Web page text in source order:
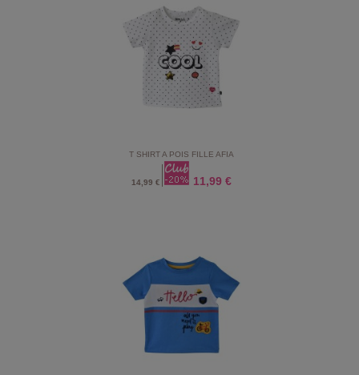
T SHIRT A POIS FILLE AFIA
14,99 € 11,99 €